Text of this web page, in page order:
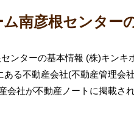
南彦根センター
ンターの基本情報 (株)キンキ
ある不動産会社(不動産管理会
会社が不動産ノートに掲載さ